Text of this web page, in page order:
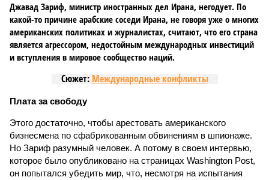
Джавад Зариф, министр иностранных дел Ирана, негодует. По
какой-то причине арабские соседи Ирана, не говоря уже о многих
американских политиках и журналистах, считают, что его страна
является агрессором, недостойным международных инвестиций
и вступления в мировое сообщество наций.
Сюжет: Международные конфликты
Плата за свободу
Этого достаточно, чтобы арестовать американского
бизнесмена по сфабрикованным обвинениям в шпионаже.
Но Зариф разумный человек. А потому в своем интервью,
которое было опубликовано на страницах Washington Post,
он попытался убедить мир, что, несмотря на испытания